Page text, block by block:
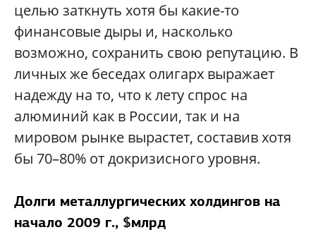
целью заткнуть хотя бы какие-то
финансовые дыры и, насколько
возможно, сохранить свою репутацию. В
личных же беседах олигарх выражает
надежду на то, что к лету спрос на
алюминий как в России, так и на
мировом рынке вырастет, составив хотя
бы 70–80% от докризисного уровня.
Долги металлургических холдингов на
начало 2009 г., $млрд